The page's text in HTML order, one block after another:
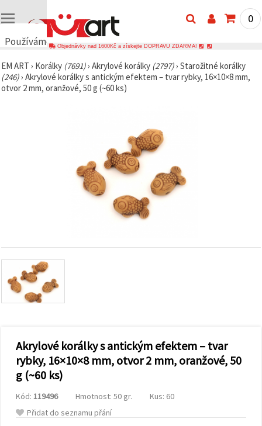
Používáme
🍪
Používáme
cookies a
zobrazovali
reklamu, a
to i s
pomocí
našich
marketing.
souhlasit s
použitím
všech
cookies
kliknutím
"Přijmout
0
Objednávky nad 1600Kč a získejte DOPRAVU ZDARMA!
EM ART › Korálky (7691)› Akrylové korálky (2797)› Starožitné korálky
(246)› Akrylové korálky s antickým efektem – tvar rybky, 16×10×8 mm,
otvor 2 mm, oranžové, 50 g (~60 ks)
Akrylové korálky s antickým efektem – tvar
rybky, 16×10×8 mm, otvor 2 mm, oranžové, 50
g (~60 ks)
Kód: 119496 Hmotnost: 50 gr.
Kus: 60
Přidat do seznamu přání